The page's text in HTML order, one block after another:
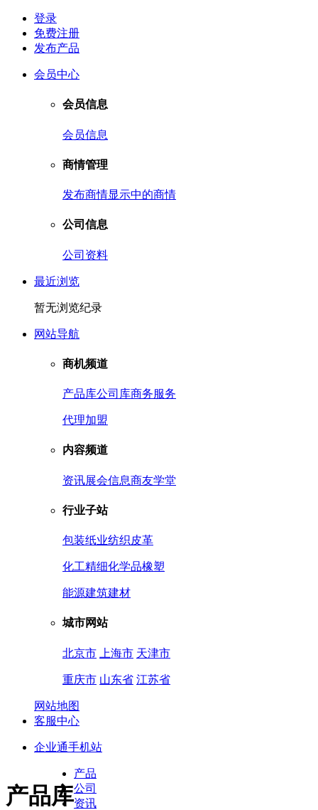
登录
免费注册
发布产品
会员中心
会员信息
会员信息
商情管理
发布商情显示中的商情
公司信息
公司资料
最近浏览
暂无浏览纪录
网站导航
商机频道
产品库公司库商务服务
代理加盟
内容频道
资讯展会信息商友学堂
行业子站
包装纸业纺织皮革
化工精细化学品橡塑
能源建筑建材
城市网站
北京市 上海市 天津市
重庆市 山东省 江苏省
网站地图
客服中心
企业通手机站
产品库
产品
公司
资讯